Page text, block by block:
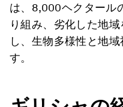
は、8,000ヘクタール
り組み、劣化した地
し、生物多様性と地
す。